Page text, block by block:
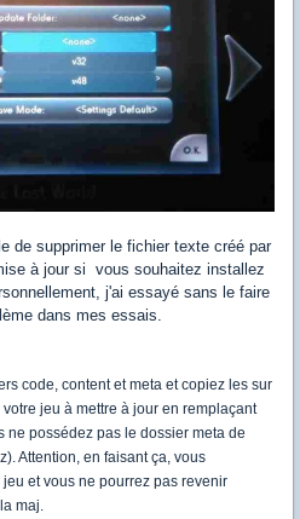
de supprimer le fichier texte créé par
à jour si vous souhaitez installez
j'ai essayé sans le faire
dans mes essais.
code, content et meta et copiez les sur
jeu à mettre à jour en remplaçant
ne possédez pas le dossier meta de
Attention, en faisant ça, vous
et vous ne pourrez pas revenir
maj.